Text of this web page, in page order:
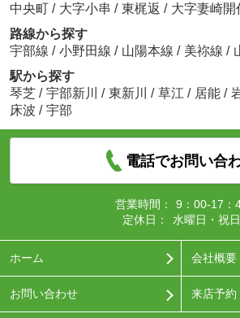
中央町 / 大字小串 / 東梶返 / 大字妻崎開
路線から探す
宇部線 / 小野田線 / 山陽本線 / 美祢線 /
駅から探す
琴芝 / 宇部新川 / 東新川 / 草江 / 居能 /
床波 / 宇部
電話でお問い合
営業時間：
9：00-17：
定休日：
水曜日・祝日
ホーム 会社概要
お問い合わせ 来店予約